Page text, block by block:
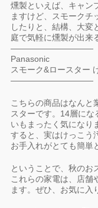
燻製といえば、キャン
ますけど、スモークチ
したりと、結構、大変
庭で気軽に燻製が出来
——————————
Panasonic
スモーク&ロースター
——————————
こちらの商品はなんと
スターです。14層にな
いもまったく気になり
すると、実はけっこう
お手入れがとても簡単
ということで、秋のお
これらの家電は、店舗
ます。ぜひ、お気に入